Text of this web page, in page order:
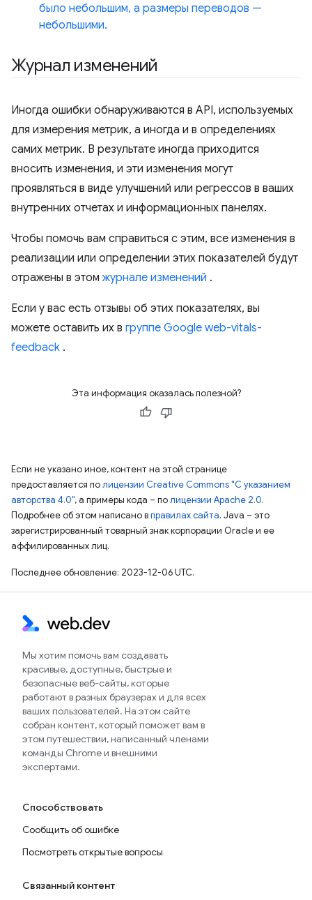
было небольшим, а размеры переводов —
небольшими.
Журнал изменений
Иногда ошибки обнаруживаются в API, используемых
для измерения метрик, а иногда и в определениях
самих метрик. В результате иногда приходится
вносить изменения, и эти изменения могут
проявляться в виде улучшений или регрессов в ваших
внутренних отчетах и ​​информационных панелях.
Чтобы помочь вам справиться с этим, все изменения в
реализации или определении этих показателей будут
отражены в этом журнале изменений .
Если у вас есть отзывы об этих показателях, вы
можете оставить их в группе Google web-vitals-
feedback .
Эта информация оказалась полезной?
Если не указано иное, контент на этой странице
предоставляется полицензии Creative Commons "С указанием
авторства 4.0", а примеры кода – полицензии Apache 2.0.
Подробнее об этом написано вправилах сайта. Java – это
зарегистрированный товарный знак корпорации Oracle и ее
аффилированных лиц.
Последнее обновление: 2023-12-06 UTC.
Мы хотим помочь вам создавать
красивые, доступные, быстрые и
безопасные веб-сайты, которые
работают в разных браузерах и для всех
ваших пользователей. На этом сайте
собран контент, который поможет вам в
этом путешествии, написанный членами
команды Chrome и внешними
экспертами.
Способствовать
Сообщить об ошибке
Посмотреть открытые вопросы
Связанный контент